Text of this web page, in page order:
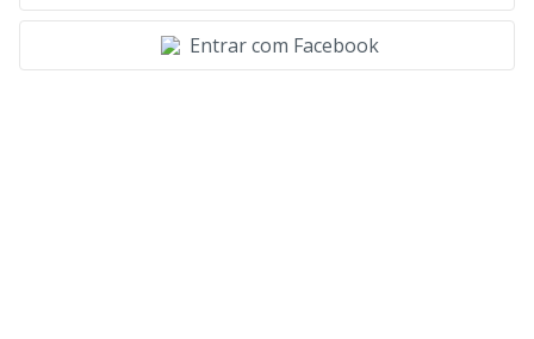
Entrar com Facebook